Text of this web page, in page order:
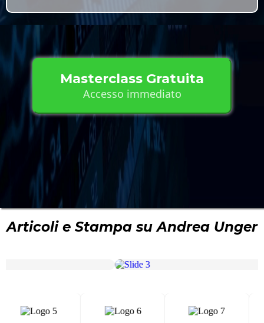
Masterclass Gratuita
Accesso immediato
Articoli e Stampa su Andrea Unger